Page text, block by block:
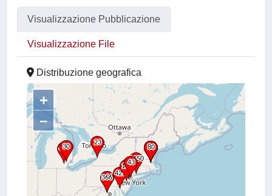
Visualizzazione Pubblicazione
Visualizzazione File
Distribuzione geografica
+
–